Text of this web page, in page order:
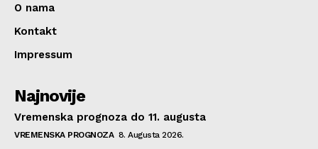
O nama
Kontakt
Impressum
Najnovije
Vremenska prognoza do 11. augusta
VREMENSKA PROGNOZA 8. Augusta 2026.